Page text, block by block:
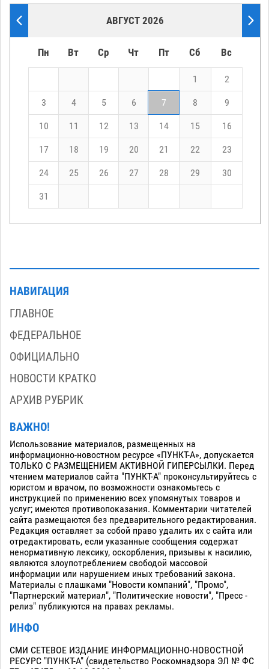
АВГУСТ 2026
Пн Вт Ср Чт Пт Сб Вс
1 2
3 4 5 6 7 8 9
10 11 12 13 14 15 16
17 18 19 20 21 22 23
24 25 26 27 28 29 30
31
НАВИГАЦИЯ
ГЛАВНОЕ
ФЕДЕРАЛЬНОЕ
ОФИЦИАЛЬНО
НОВОСТИ КРАТКО
АРХИВ РУБРИК
ВАЖНО!
Использование материалов, размещенных на
информационно-новостном ресурсе «ПУНКТ-А», допускается
ТОЛЬКО С РАЗМЕЩЕНИЕМ АКТИВНОЙ ГИПЕРСЫЛКИ. Перед
чтением материалов сайта "ПУНКТ-А" проконсультируйтесь с
юристом и врачом, по возможности ознакомьтесь с
инструкцией по применению всех упомянутых товаров и
услуг; имеются противопоказания. Комментарии читателей
сайта размещаются без предварительного редактирования.
Редакция оставляет за собой право удалить их с сайта или
отредактировать, если указанные сообщения содержат
ненормативную лексику, оскорбления, призывы к насилию,
являются злоупотреблением свободой массовой
информации или нарушением иных требований закона.
Материалы с плашками "Новости компаний", "Промо",
"Партнерский материал", "Политические новости", "Пресс -
релиз" публикуются на правах рекламы.
ИНФО
СМИ СЕТЕВОЕ ИЗДАНИЕ ИНФОРМАЦИОННО-НОВОСТНОЙ
РЕСУРС "ПУНКТ-А" (свидетельство Роскомнадзора ЭЛ № ФС